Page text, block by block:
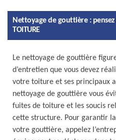
Nettoyage de gouttière : pensez
TOITURE
Le nettoyage de gouttière
d’entretien que vous devez
votre toiture et ses principaux
nettoyage de gouttière vous
fuites de toiture et les soucis
cette structure. Pour garantir
votre gouttière, appelez